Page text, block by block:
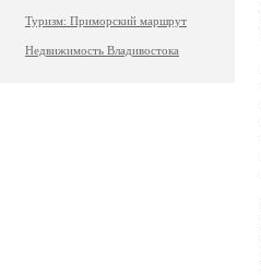
Туризм: Приморский маршрут
Недвижимость Владивостока